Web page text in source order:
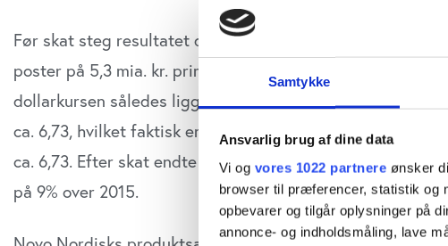
Samtykke
Ansvarlig brug af dine data
Vi og vores 1022 partnere ønsker
browser til præferencer, statistik og
opbevarer og tilgår oplysninger på
annonce- og indholdsmåling, lave
Før skat steg resultatet dog med 10% til 47,8% som følge
poster på 5,3 mia. kr. primært drevet af mere favorable
dollarkursen således ligget stabilt overfor den danske
ca. 6,73, hvilket faktisk er identisk med 2015, hvor
ca. 6,73. Efter skat endte Novo Nordisk med et overskud
på 9% over 2015.